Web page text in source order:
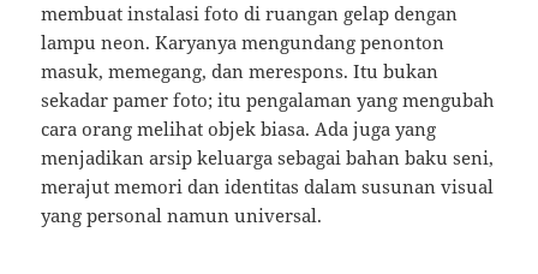
membuat instalasi foto di ruangan gelap dengan
lampu neon. Karyanya mengundang penonton
masuk, memegang, dan merespons. Itu bukan
sekadar pamer foto; itu pengalaman yang mengubah
cara orang melihat objek biasa. Ada juga yang
menjadikan arsip keluarga sebagai bahan baku seni,
merajut memori dan identitas dalam susunan visual
yang personal namun universal.